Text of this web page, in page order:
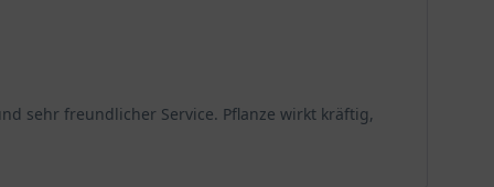
sehr freundlicher Service. Pflanze wirkt kräftig,